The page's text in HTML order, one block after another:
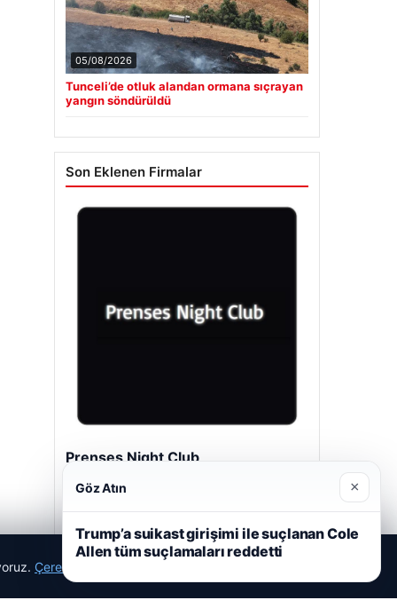
05/08/2026
Tunceli’de otluk alandan ormana sıçrayan
yangın söndürüldü
Son Eklenen Firmalar
Prenses Night Club
Çerez Politikamız
Göz Atın ×
Trump’a suikast girişimi ile suçlanan Cole
Allen tüm suçlamaları reddetti